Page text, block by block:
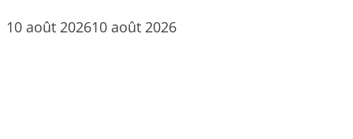
10 août 202610 août 2026